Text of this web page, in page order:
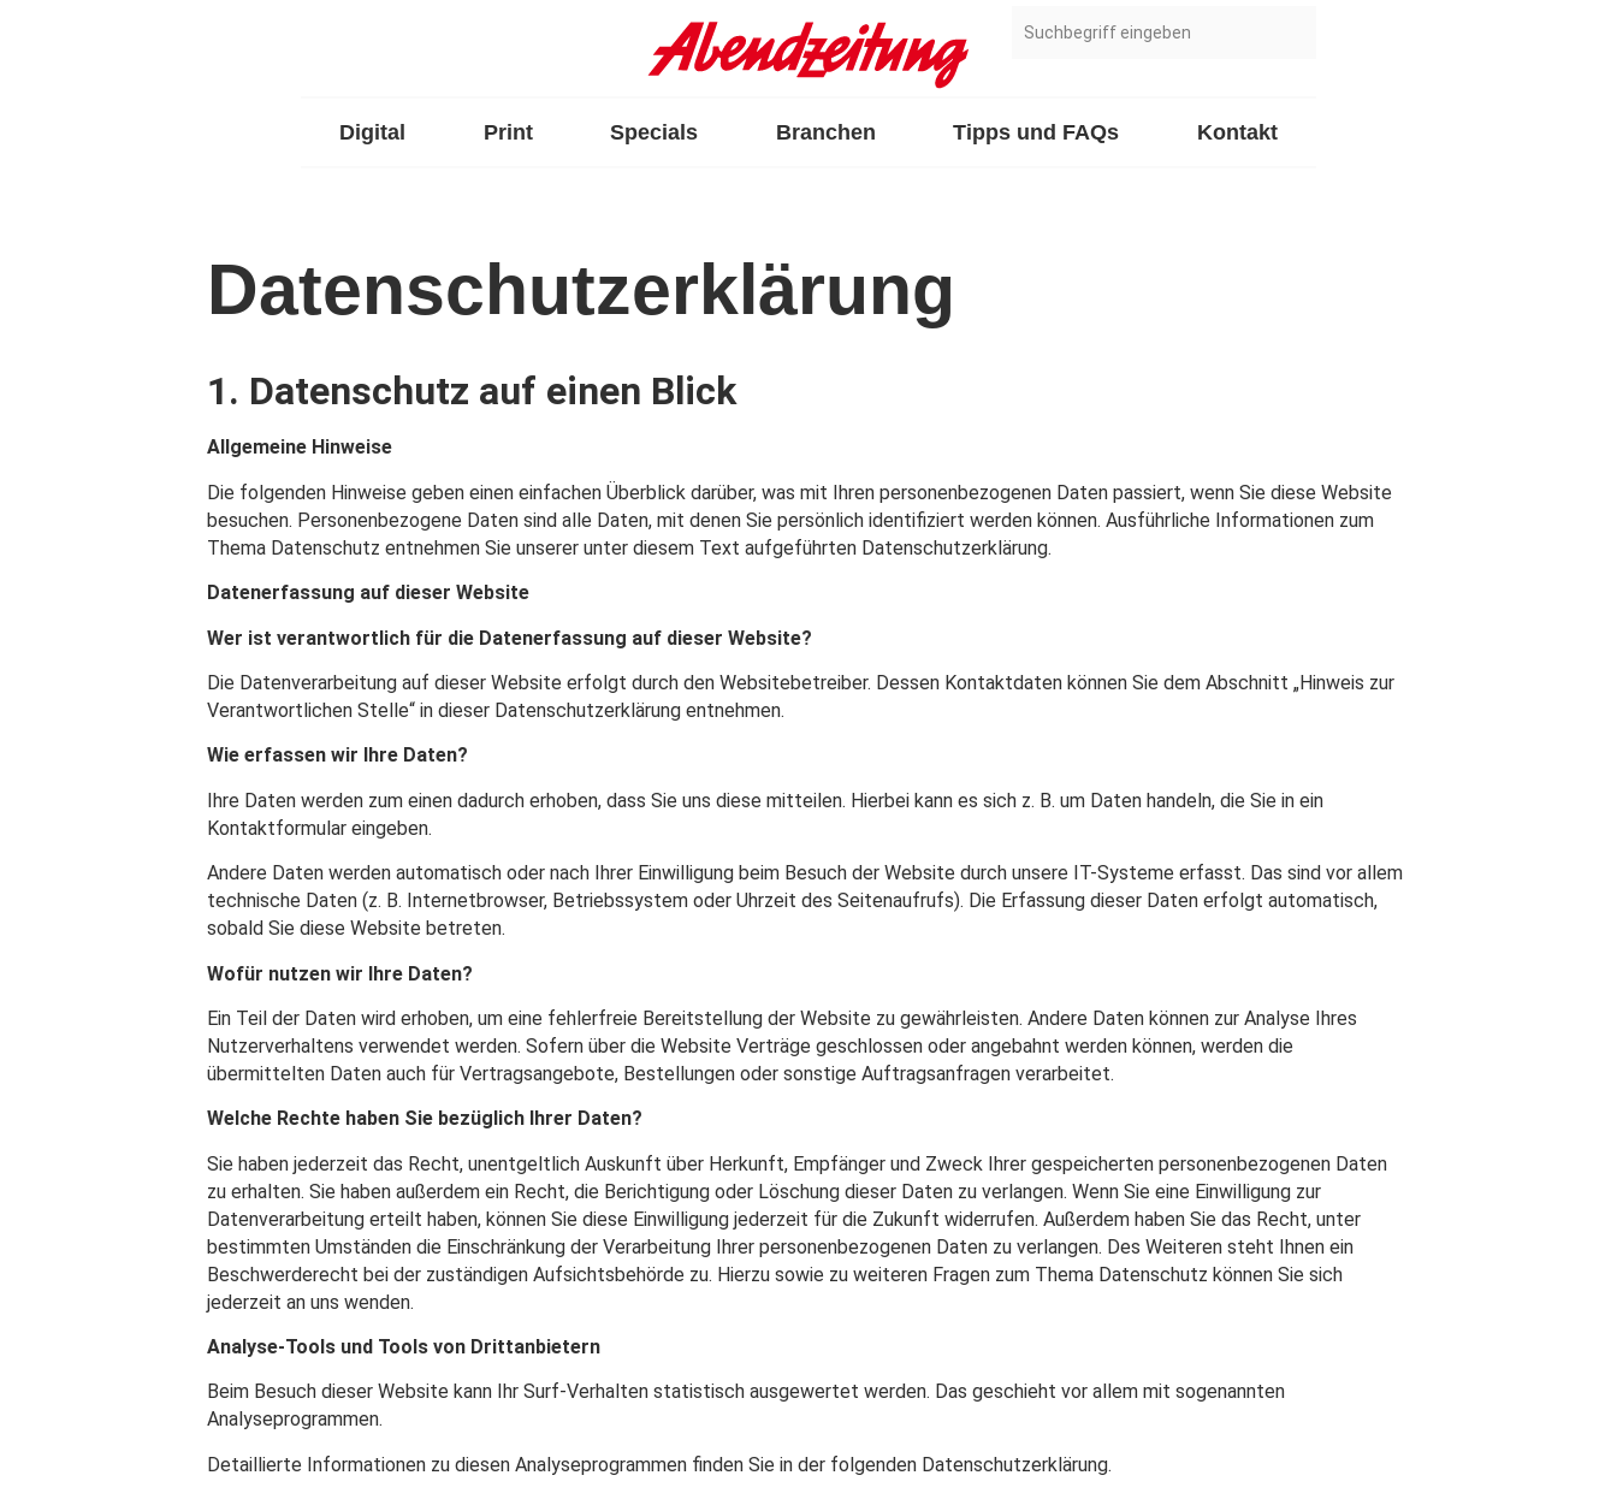
Digital Print Specials Branchen Tipps und FAQs Kontakt
Datenschutzerklärung
1. Datenschutz auf einen Blick
Allgemeine Hinweise
Die folgenden Hinweise geben einen einfachen Überblick darüber, was mit Ihren personenbezogenen Daten passiert, wenn Sie diese Website
besuchen. Personenbezogene Daten sind alle Daten, mit denen Sie persönlich identifiziert werden können. Ausführliche Informationen zum
Thema Datenschutz entnehmen Sie unserer unter diesem Text aufgeführten Datenschutzerklärung.
Datenerfassung auf dieser Website
Wer ist verantwortlich für die Datenerfassung auf dieser Website?
Die Datenverarbeitung auf dieser Website erfolgt durch den Websitebetreiber. Dessen Kontaktdaten können Sie dem Abschnitt „Hinweis zur
Verantwortlichen Stelle“ in dieser Datenschutzerklärung entnehmen.
Wie erfassen wir Ihre Daten?
Ihre Daten werden zum einen dadurch erhoben, dass Sie uns diese mitteilen. Hierbei kann es sich z. B. um Daten handeln, die Sie in ein
Kontaktformular eingeben.
Andere Daten werden automatisch oder nach Ihrer Einwilligung beim Besuch der Website durch unsere IT-Systeme erfasst. Das sind vor allem
technische Daten (z. B. Internetbrowser, Betriebssystem oder Uhrzeit des Seitenaufrufs). Die Erfassung dieser Daten erfolgt automatisch,
sobald Sie diese Website betreten.
Wofür nutzen wir Ihre Daten?
Ein Teil der Daten wird erhoben, um eine fehlerfreie Bereitstellung der Website zu gewährleisten. Andere Daten können zur Analyse Ihres
Nutzerverhaltens verwendet werden. Sofern über die Website Verträge geschlossen oder angebahnt werden können, werden die
übermittelten Daten auch für Vertragsangebote, Bestellungen oder sonstige Auftragsanfragen verarbeitet.
Welche Rechte haben Sie bezüglich Ihrer Daten?
Sie haben jederzeit das Recht, unentgeltlich Auskunft über Herkunft, Empfänger und Zweck Ihrer gespeicherten personenbezogenen Daten
zu erhalten. Sie haben außerdem ein Recht, die Berichtigung oder Löschung dieser Daten zu verlangen. Wenn Sie eine Einwilligung zur
Datenverarbeitung erteilt haben, können Sie diese Einwilligung jederzeit für die Zukunft widerrufen. Außerdem haben Sie das Recht, unter
bestimmten Umständen die Einschränkung der Verarbeitung Ihrer personenbezogenen Daten zu verlangen. Des Weiteren steht Ihnen ein
Beschwerderecht bei der zuständigen Aufsichtsbehörde zu. Hierzu sowie zu weiteren Fragen zum Thema Datenschutz können Sie sich
jederzeit an uns wenden.
Analyse-Tools und Tools von Drittanbietern
Beim Besuch dieser Website kann Ihr Surf-Verhalten statistisch ausgewertet werden. Das geschieht vor allem mit sogenannten
Analyseprogrammen.
Detaillierte Informationen zu diesen Analyseprogrammen finden Sie in der folgenden Datenschutzerklärung.